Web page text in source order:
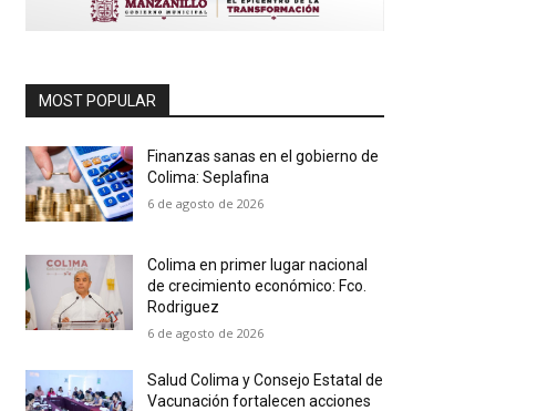
MOST POPULAR
Finanzas sanas en el gobierno de
Colima: Seplafina
6 de agosto de 2026
Colima en primer lugar nacional
de crecimiento económico: Fco.
Rodriguez
6 de agosto de 2026
Salud Colima y Consejo Estatal de
Vacunación fortalecen acciones